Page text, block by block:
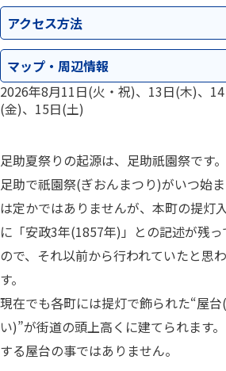
アクセス方法
マップ・ 周辺情報
2026年8月11日(火・祝)、13日(木)、
(金)、15日(土)
足助夏祭りの起源は、足助祇園祭です。
足助で祇園祭(ぎおんまつり)がいつ始
は定かではありませんが、本町の提灯
に「安政3年(1857年)」との記述が残っ
ので、それ以前から行われていたと思
す。
現在でも各町には提灯で飾られた“屋台
い)”が街道の頭上高くに建てられます
する屋台の事ではありません。